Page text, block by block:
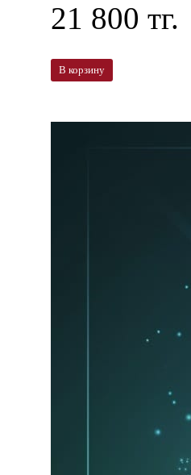
21 800 тг.
В корзину